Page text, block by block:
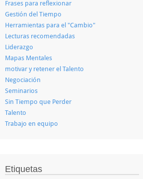
Frases para reflexionar
Gestión del Tiempo
Herramientas para el "Cambio"
Lecturas recomendadas
Liderazgo
Mapas Mentales
motivar y retener el Talento
Negociación
Seminarios
Sin Tiempo que Perder
Talento
Trabajo en equipo
Etiquetas